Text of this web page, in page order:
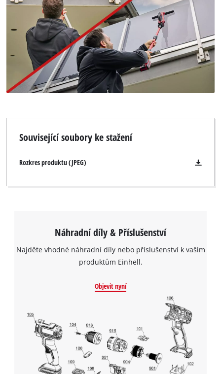
Související soubory ke stažení
Rozkres produktu (JPEG)
Náhradní díly & Příslušenství
Najděte vhodné náhradní díly nebo příslušenství k vašim
produktům Einhell.
Objevit nyní